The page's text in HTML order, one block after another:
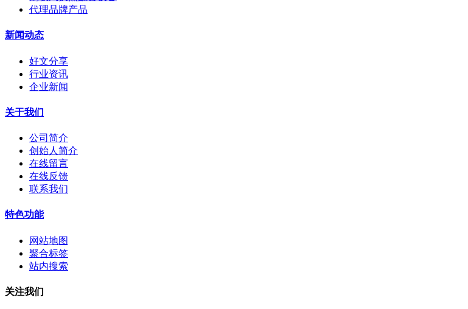
代理品牌产品
新闻动态
好文分享
行业资讯
企业新闻
关于我们
公司简介
创始人简介
在线留言
在线反馈
联系我们
特色功能
网站地图
聚合标签
站内搜索
关注我们